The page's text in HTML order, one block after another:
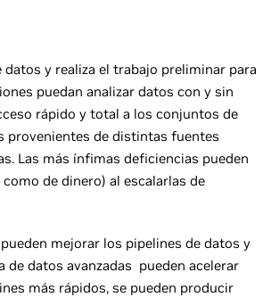
datos y realiza el trabajo preliminar para
puedan analizar datos con y sin
rápido y total a los conjuntos de
provenientes de distintas fuentes
Las más ínfimas deficiencias pueden
de dinero) al escalarlas de
mejorar los pipelines de datos y
datos avanzadas pueden acelerar
más rápidos, se pueden producir